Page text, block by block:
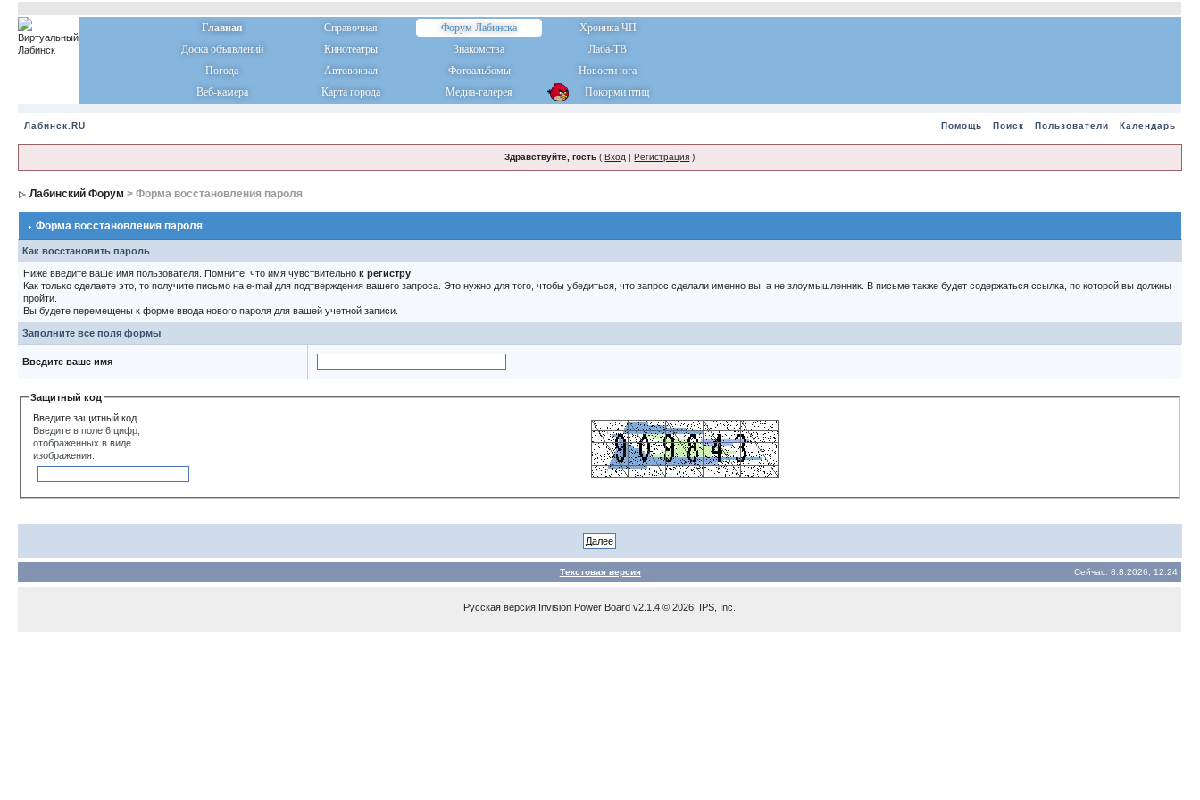
Главная Справочная Форум Лабинска
Хроника ЧП
Доска объявлений
Кинотеатры Знакомства
Лаба-ТВ
Погода
Автовокзал Фотоальбомы
Новости юга
Веб-камера
Карта города Медиа-галерея Покорми птиц
Лабинск.RU Помощь Поиск Пользователи Календарь
Здравствуйте, гость (Вход |Регистрация )
Лабинский Форум > Форма восстановления пароля
Форма восстановления пароля
Как восстановить пароль
Ниже введите ваше имя пользователя. Помните, что имя чувствительнок регистру
Как только сделаете это, то получите письмо на e-mail для подтверждения вашего запроса. Это нужно для того, чтобы убедиться, что запрос сделали именно вы, а не злоумышленник. В письме также будет содержаться ссылка, по которой вы должны
пройти.
Вы будете перемещены к форме ввода нового пароля для вашей учетной записи.
Заполните все поля формы
Введите ваше имя
Защитный код
Введите защитный код
Введите в поле 6 цифр,
отображенных в виде
изображения.
Текстовая версия Сейчас: 8.8.2026, 12:24
Русская версия Invision Power Board v2.1.4 © 2026 IPS, Inc.